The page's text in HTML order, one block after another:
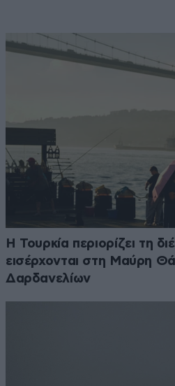
Η Τουρκία περιορίζει τη
εισέρχονται στη Μαύρη
Δαρδανελίων